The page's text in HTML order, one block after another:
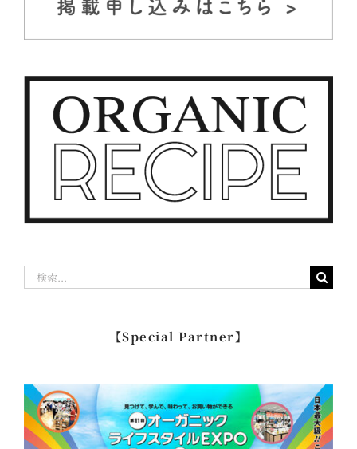
【Special Partner】